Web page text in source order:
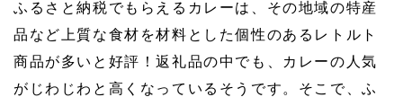
ふるさと納税でもらえるカレーは、その地域の特産
品など上質な食材を材料とした個性のあるレトルト
商品が多いと好評！返礼品の中でも、カレーの人気
がじわじわと高くなっているそうです。そこで、ふ